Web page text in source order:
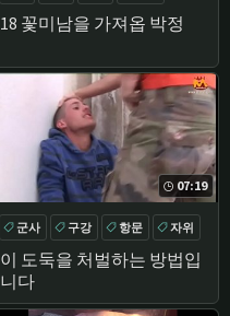
18 꽃미남을 가져옵 박정
07:19
이 도둑을 처벌하는 방법입
니다
군사 구강 항문 자위